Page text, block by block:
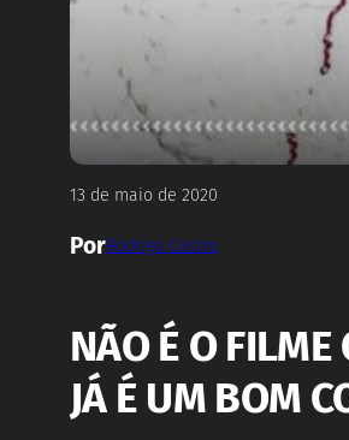
13 de maio de 2020
PorRodrigo Castro
NÃO É O
JÁ É UM BOM